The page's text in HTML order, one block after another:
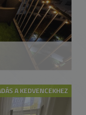
A KEDVENCEKHEZ